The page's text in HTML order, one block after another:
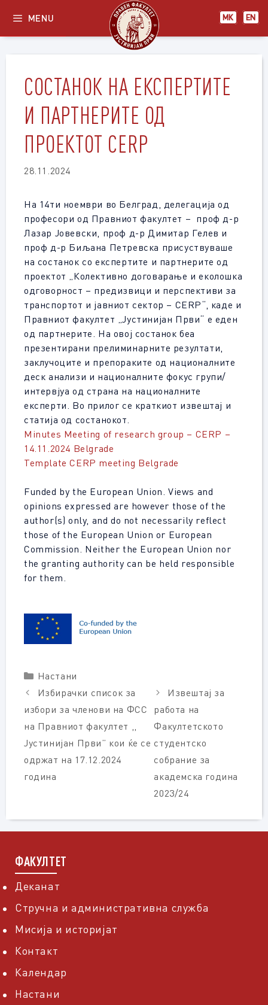
content
МК EN
MENU
СОСТАНОК НА ЕКСПЕРТИТЕ
И ПАРТНЕРИТЕ ОД
ПРОЕКТОТ CERP
28.11.2024
На 14ти ноември во Белград, делегација од
професори од Правниот факултет – проф д-р
Лазар Јовевски, проф д-р Димитар Гелев и
проф д-р Биљана Петревска присуствуваше
на состанок со експертите и партнерите од
проектот „Колективно договарање и еколошка
одговорност – предизвици и перспективи за
транспортот и јавниот сектор – CERP“, каде и
Правниот факултет „Јустинијан Први“ е еден
од партнерите. На овој состанок беа
презентирани прелиминарните резултати,
заклучоците и препораките од националните
деск анализи и националните фокус групи/
интервјуа од страна на националните
експерти. Во прилог се краткиот извештај и
статија од состанокот.
Minutes Meeting of research group – CERP –
14.11.2024 Belgrade
Template CERP meeting Belgrade
Funded by the European Union. Views and
opinions expressed are however those of the
author(s) only, and do not necessarily reflect
those of the European Union or European
Commission. Neither the European Union nor
the granting authority can be held responsible
for them.
Categories
Настани
Избирачки список за
избори за членови на ФСС
на Правниот факултет ,,
Јустинијан Први” кои ќе се
одржат на 17.12.2024
година
Извештај за
работа на
Факултетското
студентско
собрание за
академска година
2023/24
ФАКУЛТЕТ
Деканат
Стручна и административна служба
Мисија и историјат
Контакт
Календар
Настани